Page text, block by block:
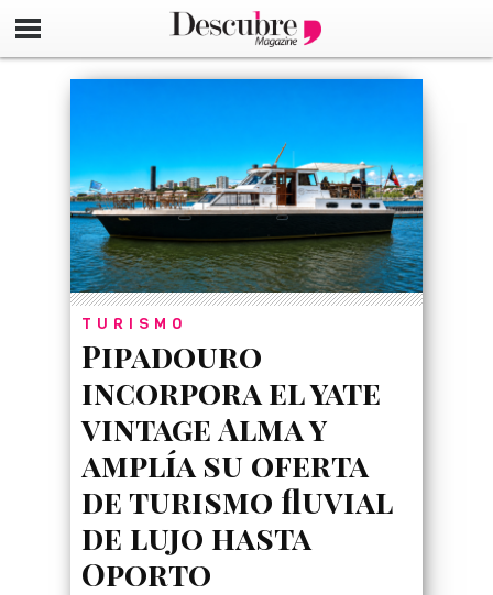
google-site-
TURISMO
Pipadouro
incorpora el yate
vintage Alma y
amplía su oferta
de turismo fluvial
de lujo hasta
Oporto